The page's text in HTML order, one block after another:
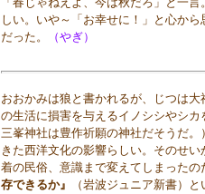
しい。いや～「お幸せに！」と心か
だった。
（やぎ）
おおかみは狼と書かれるが、じつは
の生活に損害を与えるイノシシやシ
三峯神社は豊作祈願の神社だそうだ
きた西洋文化の影響らしい。そのせ
着の民俗、意識まで変えてしまった
存できるか』
（岩波ジュニア新書）